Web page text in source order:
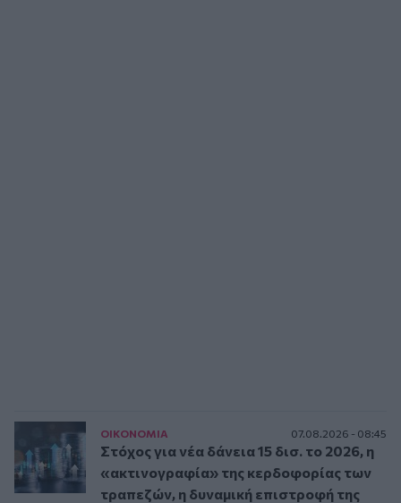
ΟΙΚΟΝΟΜΙΑ 07.08.2026 - 08:45
Στόχος για νέα δάνεια 15 δισ. το 2026, η
«ακτινογραφία» της κερδοφορίας των
τραπεζών, η δυναμική επιστροφή της